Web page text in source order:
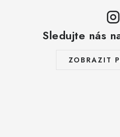
Sledujte nás
ZOBRAZIT